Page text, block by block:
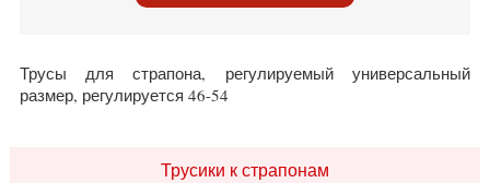
Трусы для страпона, регулируемый универсальный
размер, регулируется 46-54
Трусики к страпонам